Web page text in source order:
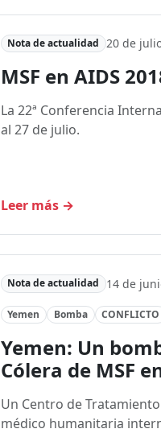
Nota de actualidad 20 de
MSF en AIDS
La 22ª Conferencia
al 27 de julio.
Leer más →
Nota de actualidad 14 de
Yemen Bomba CONFLICTO
Yemen: Un
Cólera de MSF
Un Centro de
médico humanitaria